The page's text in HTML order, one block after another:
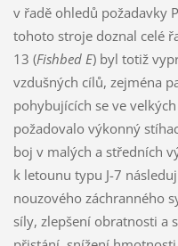
v řadě ohledů požadavky
tohoto stroje doznal celé
13 (Fishbed E) byl totiž
vzdušných cílů, zejména
pohybujících se ve
požadovalo výkonný
boj v malých a středních
k letounu typu J-7
nouzového záchranného
síly, zlepšení obratnosti a